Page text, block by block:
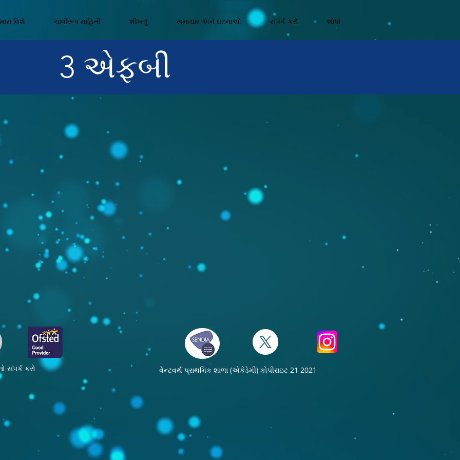
વિશે ચાવીરૂપ માહિતી શીખવું સમાચાર અને ઘટનાઓ સંપર્ક કરો શોધો
3 એફબી
સંપર્ક કરો વેન્ટવર્થ પ્રાથમિક શાળા (એકેડેમી) કોપીરાઇટ 21 2021